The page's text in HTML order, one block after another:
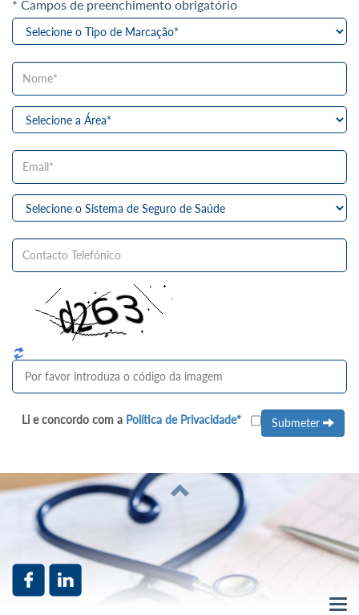
* Campos de preenchimento obrigatório
Li e concordo com a Política de Privacidade* Submeter